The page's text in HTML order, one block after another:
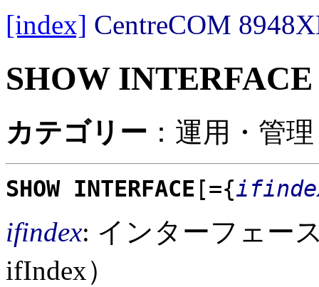
[index] CentreCOM
SHOW INTERFACE
カテゴリー ：運用・管
SHOW INTERFACE [={
ifindex: インターフェー
ifIndex）